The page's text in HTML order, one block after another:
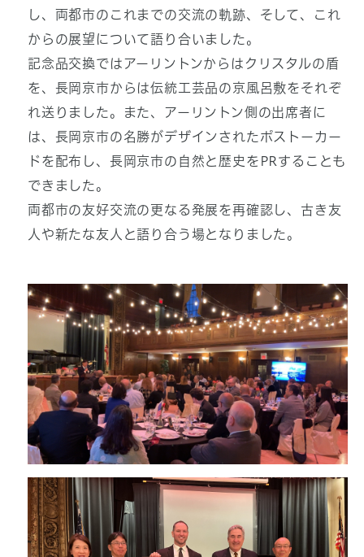
し、両都市のこれまでの交流の軌跡、そして、これ
からの展望について語り合いました。
記念品交換ではアーリントンからはクリスタルの盾
を、長岡京市からは伝統工芸品の京風呂敷をそれぞ
れ送りました。また、アーリントン側の出席者に
は、長岡京市の名勝がデザインされたポストーカー
ドを配布し、長岡京市の自然と歴史をPRすることも
できました。
両都市の友好交流の更なる発展を再確認し、古き友
人や新たな友人と語り合う場となりました。